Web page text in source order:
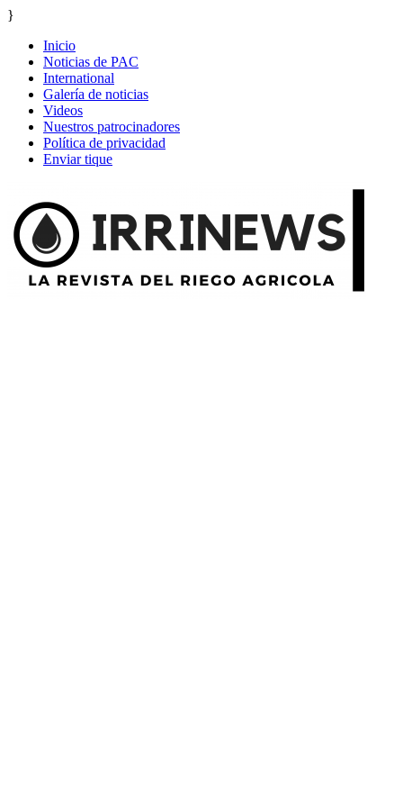
}
Inicio
Noticias de PAC
International
Galería de noticias
Videos
Nuestros patrocinadores
Política de privacidad
Enviar tique